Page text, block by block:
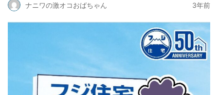
ナニワの激オコおばちゃん 3年前